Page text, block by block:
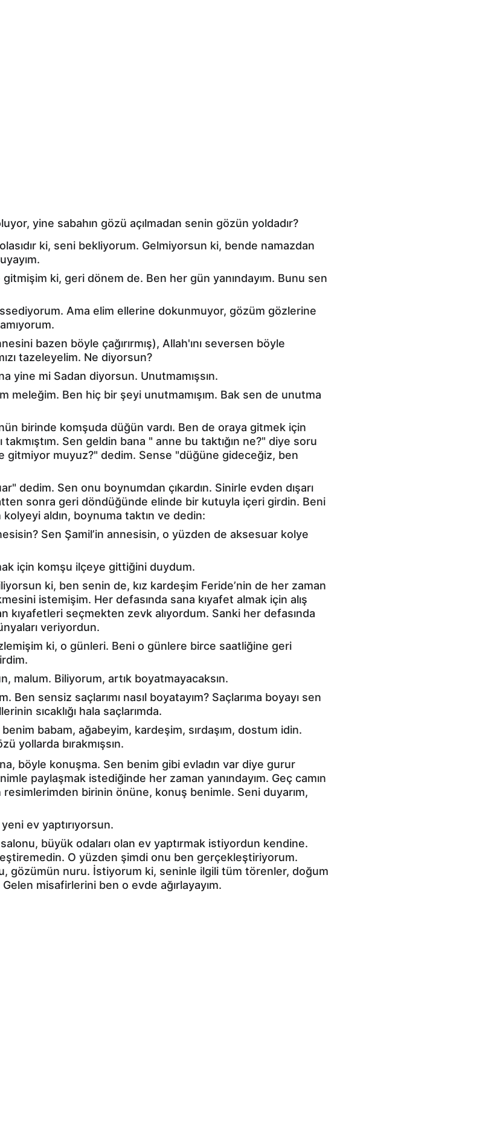
yine sabahın gözü açılmadan senin gözün yoldadır?
ki, seni bekliyorum. Gelmiyorsun ki, bende namazdan
ki, geri dönem de. Ben her gün yanındayım. Bunu sen
Ama elim ellerine dokunmuyor, gözüm gözlerine
bazen böyle çağırırmış), Allah'ını seversen böyle
tazeleyelim. Ne diyorsun?
yine mi Sadan diyorsun. Unutmamışsın.
meleğim. Ben hiç bir şeyi unutmamışım. Bak sen de unutma
birinde komşuda düğün vardı. Ben de oraya gitmek için
takmıştım. Sen geldin bana " anne bu taktığın ne?" diye soru
gitmiyor muyuz?" dedim. Sense "düğüne gideceğiz, ben
dedim. Sen onu boynumdan çıkardın. Sinirle evden dışarı
sonra geri döndüğünde elinde bir kutuyla içeri girdin. Beni
aldın, boynuma taktın ve dedin:
Sen Şamil’in annesisin, o yüzden de aksesuar kolye
için komşu ilçeye gittiğini duydum.
ki, ben senin de, kız kardeşim Feride’nin de her zaman
istemişim. Her defasında sana kıyafet almak için alış
kıyafetleri seçmekten zevk alıyordum. Sanki her defasında
veriyordun.
ki, o günleri. Beni o günlere birce saatliğine geri
malum. Biliyorum, artık boyatmayacaksın.
Ben sensiz saçlarımı nasıl boyatayım? Saçlarıma boyayı sen
sıcaklığı hala saçlarımda.
babam, ağabeyim, kardeşim, sırdaşım, dostum idin.
yollarda bırakmışsın.
böyle konuşma. Sen benim gibi evladın var diye gurur
paylaşmak istediğinde her zaman yanındayım. Geç camın
resimlerimden birinin önüne, konuş benimle. Seni duyarım,
ev yaptırıyorsun.
büyük odaları olan ev yaptırmak istiyordun kendine.
O yüzden şimdi onu ben gerçekleştiriyorum.
gözümün nuru. İstiyorum ki, seninle ilgili tüm törenler, doğum
misafirlerini ben o evde ağırlayayım.